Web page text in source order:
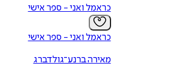
כראמל ואני - ספר אישי
כראמל ואני - ספר אישי
מאירה ברנע־גולדברג